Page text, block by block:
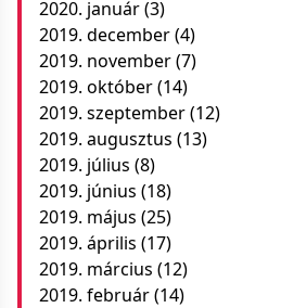
2020. január(3)
2019. december(4)
2019. november(7)
2019. október(14)
2019. szeptember(12)
2019. augusztus (13)
2019. július (8)
2019. június (18)
2019. május (25)
2019. április (17)
2019. március (12)
2019. február(14)